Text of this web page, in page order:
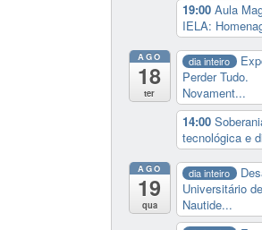
19:00 Aula
IELA:
AGO
18
ter
dia inteiro
Perder Tudo.
Novament...
14:00
tecnológica e
AGO
19
qua
dia inteiro
Universitário de
Nautide...